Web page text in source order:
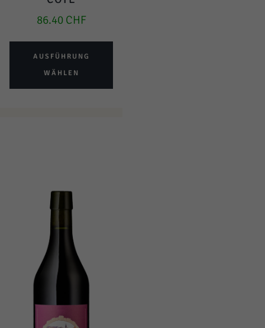
86.40 CHF
AUSFÜHRUNG
WÄHLEN